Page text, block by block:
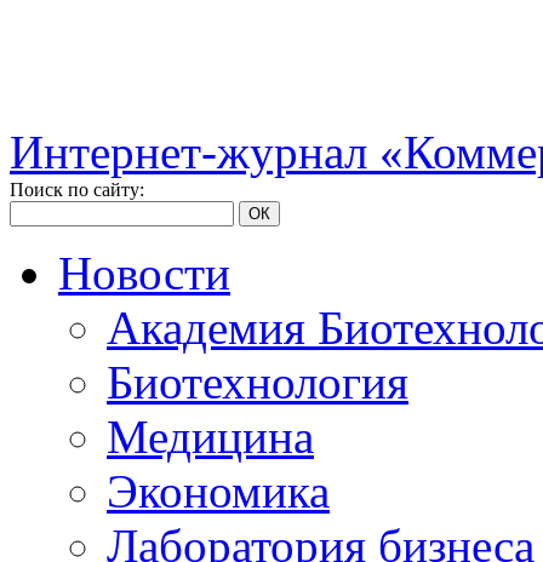
Интернет-журнал
Поиск по сайту:
ОК
Новости
Академия
Биотехнология
Медицина
Экономика
Лаборатория бизнеса